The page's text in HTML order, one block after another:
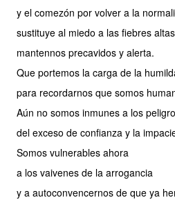
y el comezón por volver a la
sustituye al miedo a las fiebres
mantennos precavidos y alerta.
Que portemos la carga de la
para recordarnos que somos
Aún no somos inmunes a los
del exceso de confianza y la
Somos vulnerables ahora
a los vaivenes de la arrogancia
y a autoconvencernos de que ya